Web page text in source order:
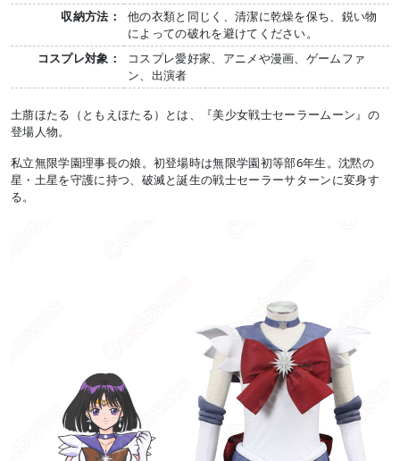
収納方法：
他の衣類と同じく、清潔に乾燥を保ち、鋭い物
によっての破れを避けてください。
コスプレ対象：
コスプレ愛好家、アニメや漫画、ゲームファ
ン、出演者
土萠ほたる（ともえほたる）とは、『美少女戦士セーラームーン』の
登場人物。
私立無限学園理事長の娘。初登場時は無限学園初等部6年生。沈黙の
星・土星を守護に持つ、破滅と誕生の戦士セーラーサターンに変身す
る。